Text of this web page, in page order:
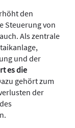
den
Steuerung von
Als zentrale
und der
es die
gehört zum
der